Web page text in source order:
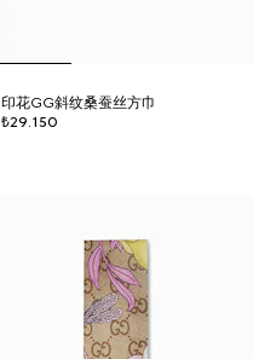
印花GG斜纹桑蚕丝方巾
₺29.150